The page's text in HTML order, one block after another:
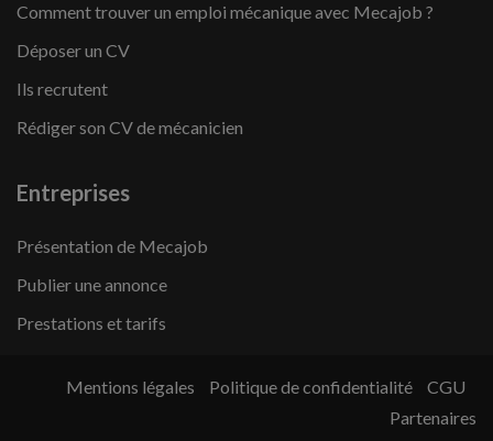
Comment trouver un emploi mécanique avec Mecajob ?
Déposer un CV
Ils recrutent
Rédiger son CV de mécanicien
Entreprises
Présentation de Mecajob
Publier une annonce
Prestations et tarifs
Mentions légales Politique de confidentialité
CGU
Partenaires